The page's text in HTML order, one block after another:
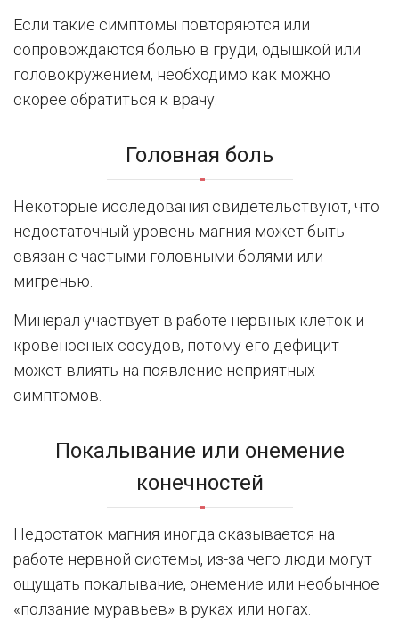
Если такие симптомы повторяются или
сопровождаются болью в груди, одышкой или
головокружением, необходимо как можно
скорее обратиться к врачу.
Головная боль
Некоторые исследования свидетельствуют, что
недостаточный уровень магния может быть
связан с частыми головными болями или
мигренью.
Минерал участвует в работе нервных клеток и
кровеносных сосудов, потому его дефицит
может влиять на появление неприятных
симптомов.
Покалывание или онемение
конечностей
Недостаток магния иногда сказывается на
работе нервной системы, из-за чего люди могут
ощущать покалывание, онемение или необычное
«ползание муравьев» в руках или ногах.